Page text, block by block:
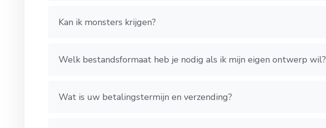
Kan ik monsters krijgen?
Welk bestandsformaat heb je nodig als ik mijn eigen ontwerp wil?
Wat is uw betalingstermijn en verzending?